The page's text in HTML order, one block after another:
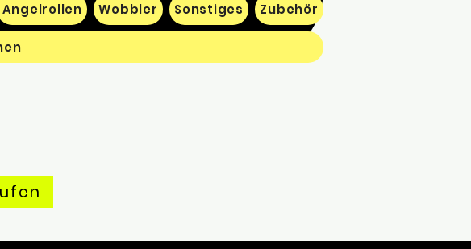
Angelrollen Wobbler Sonstiges Zubehör